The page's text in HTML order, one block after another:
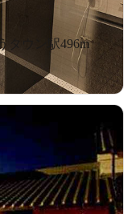
タウン駅496m